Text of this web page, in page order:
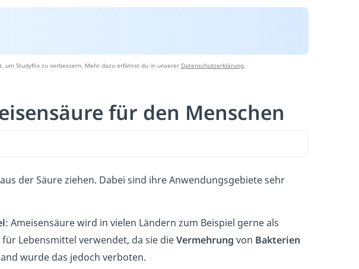
Studyflix zu verbessern. Mehr dazu erfährst du in unserer Datenschutzerklärung.
für den Menschen
der Säure ziehen. Dabei sind ihre Anwendungsgebiete sehr
: Ameisensäure wird in vielen Ländern zum Beispiel gerne als
Lebensmittel verwendet, da sie dieVermehrung von Bakterien
wurde das jedoch verboten.